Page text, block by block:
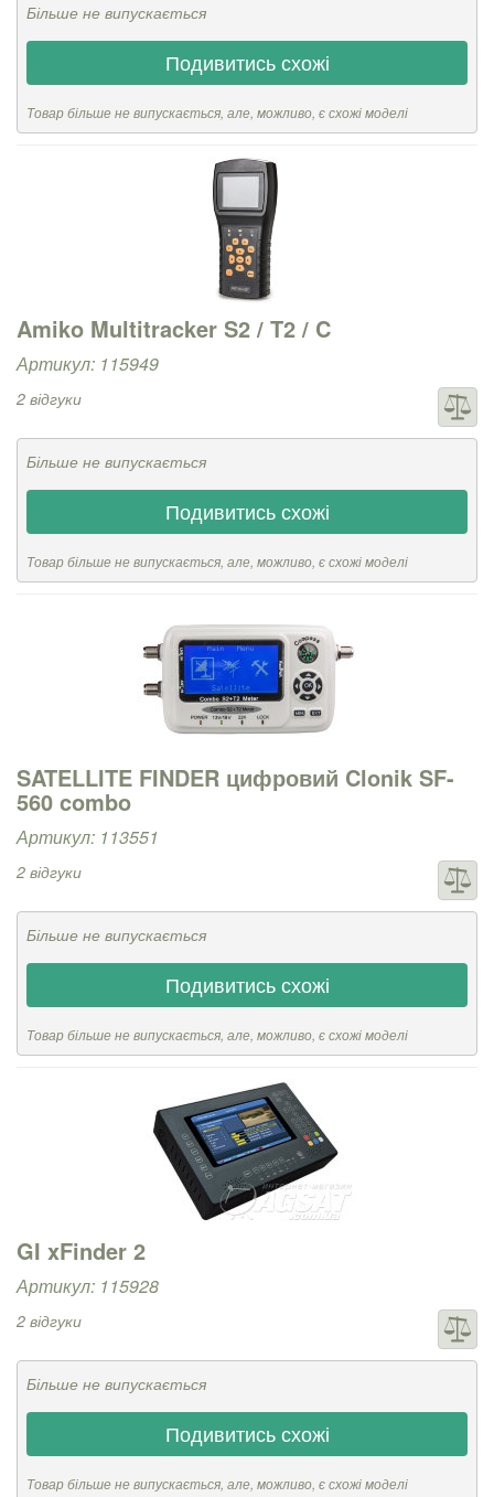
Більше не випускається
Подивитись схожі
Товар більше не випускається, але, можливо, є схожі моделі
Amiko Multitracker S2 / T2 / C
Артикул: 115949
2 відгуки
Більше не випускається
Подивитись схожі
Товар більше не випускається, але, можливо, є схожі моделі
SATELLITE FINDER цифровий Clonik SF-
560 combo
Артикул: 113551
2 відгуки
Більше не випускається
Подивитись схожі
Товар більше не випускається, але, можливо, є схожі моделі
GI xFinder 2
Артикул: 115928
2 відгуки
Більше не випускається
Подивитись схожі
Товар більше не випускається, але, можливо, є схожі моделі